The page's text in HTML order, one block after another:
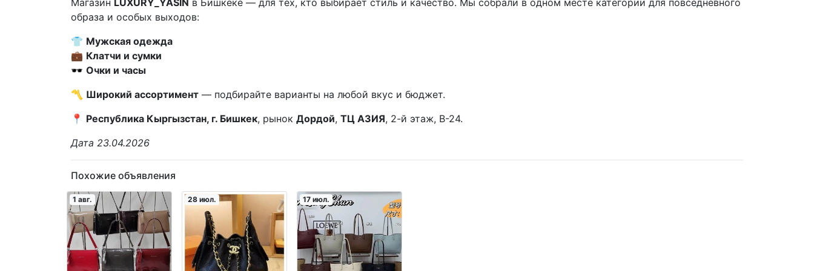
образа и особых выходов:
👕 Мужская одежда
💼 Клатчи и сумки
🕶 Очки и часы
〽️ Широкий ассортимент — подбирайте варианты на любой вкус и бюджет.
📍 Республика Кыргызстан, г. Бишкек, рынок Дордой, ТЦ АЗИЯ, 2-й этаж, В-24.
Дата 23.04.2026
Похожие объявления
1 авг. 28 июл. 17 июл.